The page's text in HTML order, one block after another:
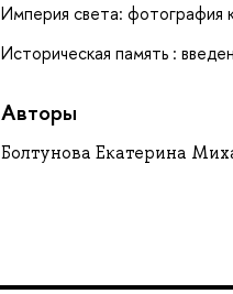
Империя света: фотография
Историческая память :
Авторы
Болтунова Екатерина